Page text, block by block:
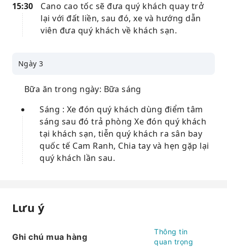
15:30
Cano cao tốc sẽ đưa quý khách quay trở
lại với đất liền, sau đó, xe và hướng dẫn
viên đưa quý khách về khách sạn.
Ngày 3
Bữa ăn trong ngày: Bữa sáng
Sáng : Xe đón quý khách dùng điểm tâm
sáng sau đó trả phòng Xe đón quý khách
tại khách sạn, tiễn quý khách ra sân bay
quốc tế Cam Ranh, Chia tay và hẹn gặp lại
quý khách lần sau.
Lưu ý
Ghi chú mua hàng
Thông tin
quan trọng